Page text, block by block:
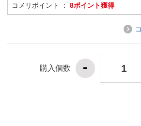
コメリポイント ： 8ポイント獲得
購入個数